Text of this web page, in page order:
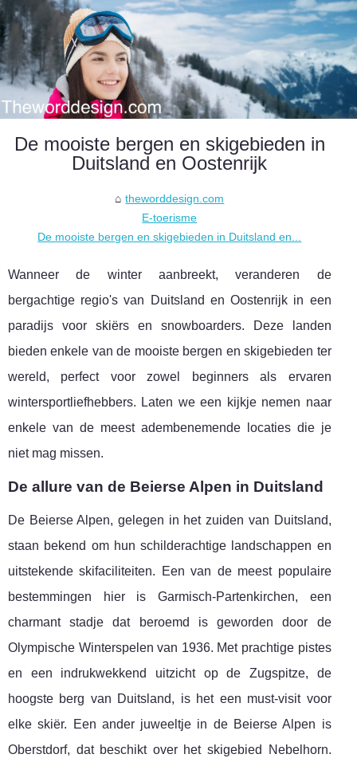
De mooiste bergen en skigebieden in
Duitsland en Oostenrijk
theworddesign.com
E-toerisme
De mooiste bergen en skigebieden in Duitsland en...
Wanneer de winter aanbreekt, veranderen de
bergachtige regio's van Duitsland en Oostenrijk in een
paradijs voor skiërs en snowboarders. Deze landen
bieden enkele van de mooiste bergen en skigebieden ter
wereld, perfect voor zowel beginners als ervaren
wintersportliefhebbers. Laten we een kijkje nemen naar
enkele van de meest adembenemende locaties die je
niet mag missen.
De allure van de Beierse Alpen in Duitsland
De Beierse Alpen, gelegen in het zuiden van Duitsland,
staan bekend om hun schilderachtige landschappen en
uitstekende skifaciliteiten. Een van de meest populaire
bestemmingen hier is Garmisch-Partenkirchen, een
charmant stadje dat beroemd is geworden door de
Olympische Winterspelen van 1936. Met prachtige pistes
en een indrukwekkend uitzicht op de Zugspitze, de
hoogste berg van Duitsland, is het een must-visit voor
elke skiër. Een ander juweeltje in de Beierse Alpen is
Oberstdorf, dat beschikt over het skigebied Nebelhorn.